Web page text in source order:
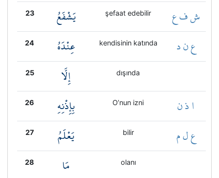
23 يَشْفَعُ şefaat edebilir ش ف ع
24 عِنْدَهُ kendisinin katında ع ن د
25 إِلَّا dışında
26 بِإِذْنِهِ O’nun izni ا ذ ن
27 يَعْلَمُ bilir ع ل م
28 مَا olanı